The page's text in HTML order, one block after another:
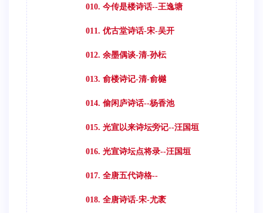
010. 今传是楼诗话--王逸塘
011. 优古堂诗话-宋-吴开
012. 余墨偶谈-清-孙枟
013. 俞楼诗记-清-俞樾
014. 偷闲庐诗话--杨香池
015. 光宣以来诗坛旁记--汪国垣
016. 光宣诗坛点将录--汪国垣
017. 全唐五代诗格--
018. 全唐诗话-宋-尤袤